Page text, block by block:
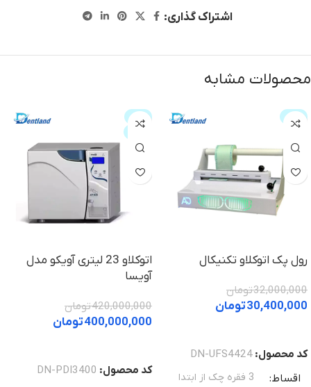
اشتراک گذاری:
محصولات مشابه
حراج
رول پک اتوکلاو تکنیکال
32,000,000تومان
30,400,000تومان
کد محصول: DN-UFS4424
اقساط
3 فقره چک از ابتدا
حراج
اتوکلاو 23 لیتری آویکو مدل
آویسا
420,000,000تومان
400,000,000تومان
کد محصول: DN-PDI3400